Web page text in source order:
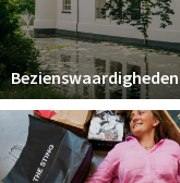
Winkels
Winkelgebieden
Parkeren
Koopzondagen
Bezienswaardigheden